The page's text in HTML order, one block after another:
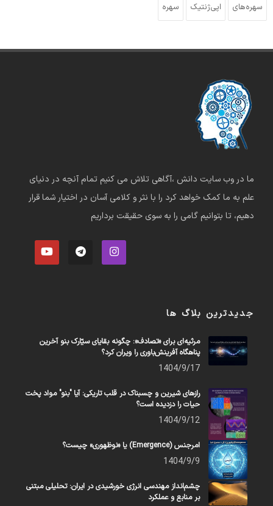
سهره‌های اپی‌ژنتیک سهره
ما در وب سایت دانش ،آگاهی تلاش می کنیم تمام آنچه در دنیای
علم به ما کمک خواهد کرد را با نثر و کلامی آسان در اختیار شما قرار
دهیم، تا بتوانیم گامی را به سوی حقیقت برداریم
جدیدترین بلاگ ها
مرثیه‌ای برای «تصادف»: چگونه بقایای سیّارک بنو آخرین
پناهگاه آفرینش‌باوری را ویران کرد؟
1404/9/17
رازهای شیرین و چسبناک در قلب تاریکی: آیا "بنو" مواد پخت
حیات را دزدیده است؟
1404/9/12
امرجنس (Emergence) یا «نوظهوری» چیست؟
1404/9/9
چشم‌انداز مهندسی انرژی خورشیدی در ایران: تحلیلی مبتنی
بر منابع و عملکرد